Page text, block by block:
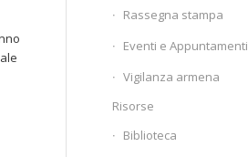
Rassegna stampa
Eventi e Appuntamenti
Vigilanza armena
Risorse
Biblioteca